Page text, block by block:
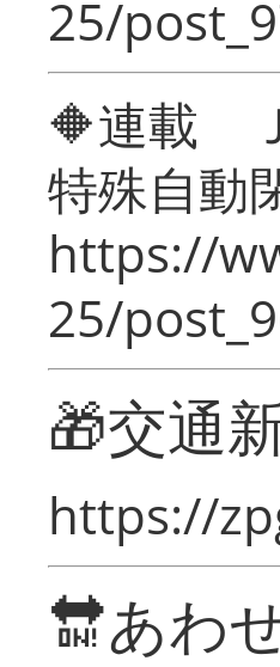
25/
🔶連載
特殊自動
https://
25/
🎁交通
https://
🔛あわ